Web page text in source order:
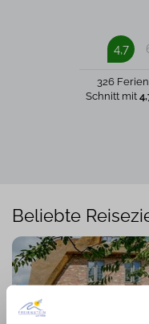
4,7
326
Schnitt mit
Beliebte